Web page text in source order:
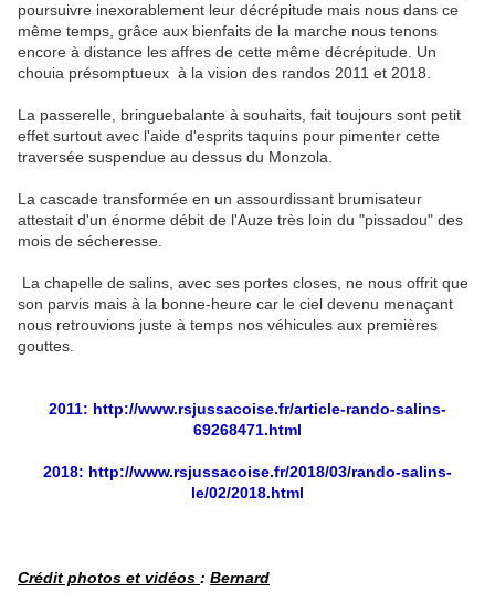
poursuivre inexorablement leur décrépitude mais nous dans ce
même temps, grâce aux bienfaits de la marche nous tenons
encore à distance les affres de cette même décrépitude. Un
chouia présomptueux à la vision des randos 2011 et 2018.
La passerelle, bringuebalante à souhaits, fait toujours sont petit
effet surtout avec l'aide d'esprits taquins pour pimenter cette
traversée suspendue au dessus du Monzola.
La cascade transformée en un assourdissant brumisateur
attestait d'un énorme débit de l'Auze très loin du "pissadou" des
mois de sécheresse.
La chapelle de salins, avec ses portes closes, ne nous offrit que
son parvis mais à la bonne-heure car le ciel devenu menaçant
nous retrouvions juste à temps nos véhicules aux premières
gouttes.
2011: http://www.rsjussacoise.fr/article-rando-salins-
69268471.html
2018: http://www.rsjussacoise.fr/2018/03/rando-salins-
le/02/2018.html
Crédit photos et vidéos : Bernard